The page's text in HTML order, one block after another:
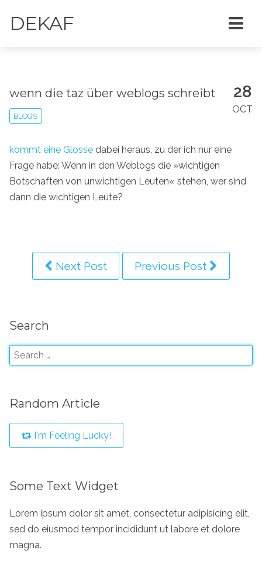
DEKAF
28
OCT
wenn die taz über weblogs schreibt
BLOGS
kommt eine Glosse dabei heraus, zu der ich nur eine
Frage habe: Wenn in den Weblogs die »wichtigen
Botschaften von unwichtigen Leuten« stehen, wer sind
dann die wichtigen Leute?
Next Post Previous Post
Search
Random Article
I'm Feeling Lucky!
Some Text Widget
Lorem ipsum dolor sit amet, consectetur adipisicing elit,
sed do eiusmod tempor incididunt ut labore et dolore
magna.